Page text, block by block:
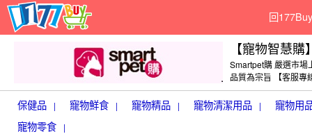
回
【寵物智慧購
Smartpet購 嚴選市場
品質為宗旨 【客服
保健品 | 寵物鮮食 | 寵物精品 | 寵物清潔用品 |
寵物用
寵物零食
|